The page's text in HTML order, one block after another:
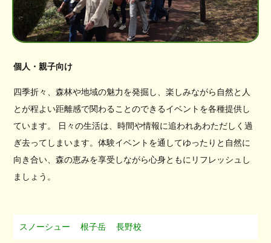
個人・親子向け
四季折々、森林や地域の魅力を発掘し、楽しみながら自然と人
とが程よい距離感で関わることのできるイベントを各種提供し
ています。 日々の生活は、時間や情報に追われあわただしく過
ぎ去ってしまいます。体験イベントを通してゆったりと自然に
向き合い、森の恵みを享受しながら心身ともにリフレッシュし
ましょう。
スノーシュー 根子岳 長野校